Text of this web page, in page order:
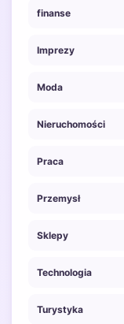
finanse
Imprezy
Moda
Nieruchomości
Praca
Przemysł
Sklepy
Technologia
Turystyka